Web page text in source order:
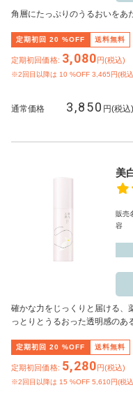
角層にたっぷりのうるおいをあ
定期初回 20 %OFF 送料無料
定期初回価格: 3,080円(税込)
※2回目以降は 10 %OFF 3,465円(税
通常価格 3,850 円(税込)
美
販
容
確かな力をじっくりと届ける、
っとりとうるおった透明感のあ
定期初回 20 %OFF 送料無料
定期初回価格: 5,280円(税込)
※2回目以降は 15 %OFF 5,610円(税